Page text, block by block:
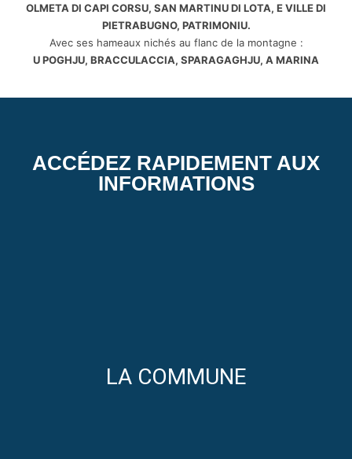
OLMETA DI CAPI CORSU, SAN MARTINU DI LOTA, E VILLE DI
PIETRABUGNO, PATRIMONIU.
Avec ses hameaux nichés au flanc de la montagne :
U POGHJU, BRACCULACCIA, SPARAGAGHJU, A MARINA
ACCÉDEZ RAPIDEMENT AUX
INFORMATIONS
LA COMMUNE